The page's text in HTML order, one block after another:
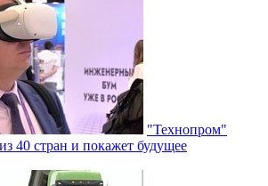
"Технопром"
40 стран и покажет будущее